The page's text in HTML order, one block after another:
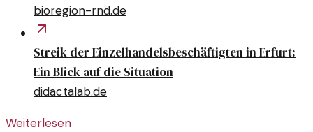
bioregion-rnd.de
Streik der Einzelhandelsbeschäftigten in Erfurt:
Ein Blick auf die Situation
didactalab.de
Weiterlesen